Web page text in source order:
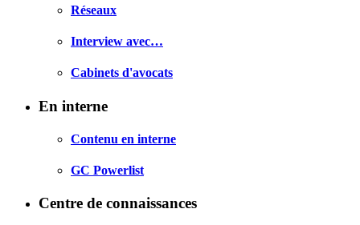
Réseaux
Interview avec…
Cabinets d'avocats
En interne
Contenu en interne
GC Powerlist
Centre de connaissances